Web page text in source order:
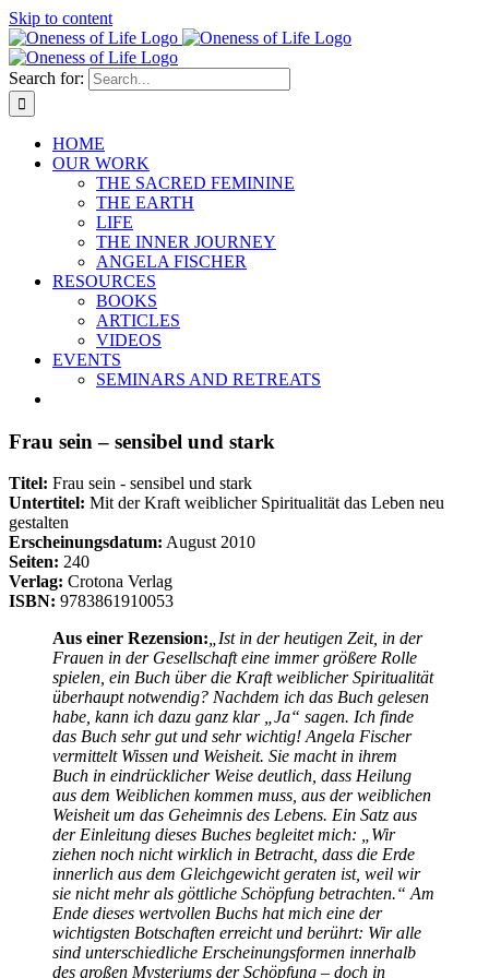
Skip to content
Search for:
HOME
OUR WORK
THE SACRED FEMININE
THE EARTH
LIFE
THE INNER JOURNEY
ANGELA FISCHER
RESOURCES
BOOKS
ARTICLES
VIDEOS
EVENTS
SEMINARS AND RETREATS
Frau sein – sensibel und stark
Titel: Frau sein - sensibel und stark
Untertitel: Mit der Kraft weiblicher Spiritualität das Leben neu
gestalten
Erscheinungsdatum: August 2010
Seiten: 240
Verlag: Crotona Verlag
ISBN: 9783861910053
Aus einer Rezension:„Ist in der heutigen Zeit, in der
Frauen in der Gesellschaft eine immer größere Rolle
spielen, ein Buch über die Kraft weiblicher Spiritualität
überhaupt notwendig? Nachdem ich das Buch gelesen
habe, kann ich dazu ganz klar „Ja“ sagen. Ich finde
das Buch sehr gut und sehr wichtig! Angela Fischer
vermittelt Wissen und Weisheit. Sie macht in ihrem
Buch in eindrücklicher Weise deutlich, dass Heilung
aus dem Weiblichen kommen muss, aus der weiblichen
Weisheit um das Geheimnis des Lebens. Ein Satz aus
der Einleitung dieses Buches begleitet mich: „Wir
ziehen noch nicht wirklich in Betracht, dass die Erde
innerlich aus dem Gleichgewicht geraten ist, weil wir
sie nicht mehr als göttliche Schöpfung betrachten.“ Am
Ende dieses wertvollen Buchs hat mich eine der
wichtigsten Botschaften erreicht und berührt: Wir alle
sind unterschiedliche Erscheinungsformen innerhalb
des großen Mysteriums der Schöpfung – doch in